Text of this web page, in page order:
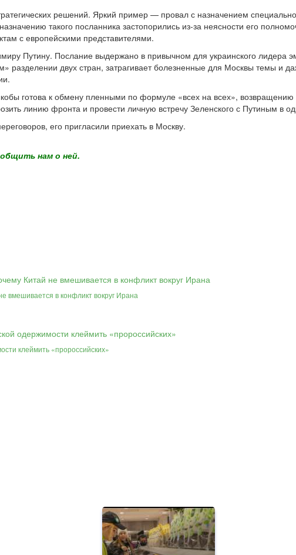
решений. Яркий пример — провал с назначением
такого посланника застопорились из-за неясности его
с европейскими представителями.
Путину. Послание выдержано в привычном для украинского лидера
разделении двух стран, затрагивает болезненные для Москвы темы и
готова к обмену пленными по формуле «всех на всех»,
линию фронта и провести личную встречу Зеленского с Путиным в
его пригласили приехать в Москву.
нам о ней.
вмешивается в конфликт вокруг Ирана
клеймить «пророссийских»